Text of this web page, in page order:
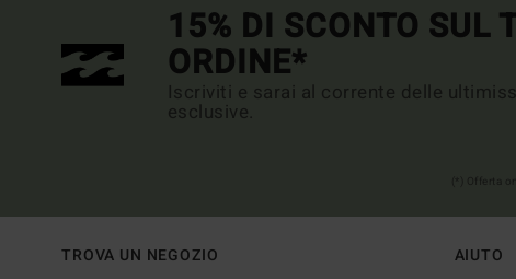
15% DI SCONTO SUL
ORDINE*
Iscriviti e sarai al corrente delle
esclusive.
TROVA UN NEGOZIO AIUTO